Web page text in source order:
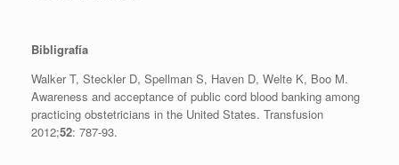
Bibligrafía
Walker T, Steckler D, Spellman S, Haven D, Welte K, Boo M.
Awareness and acceptance of public cord blood banking among
practicing obstetricians in the United States. Transfusion
2012;52: 787-93.